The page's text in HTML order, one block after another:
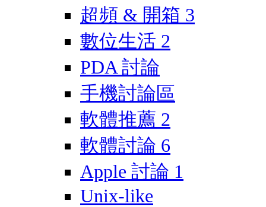
超頻 & 開箱 3
數位生活 2
PDA 討論
手機討論區
軟體推薦 2
軟體討論 6
Apple 討論 1
Unix-like